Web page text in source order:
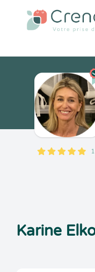
5
1
5
15
Karine